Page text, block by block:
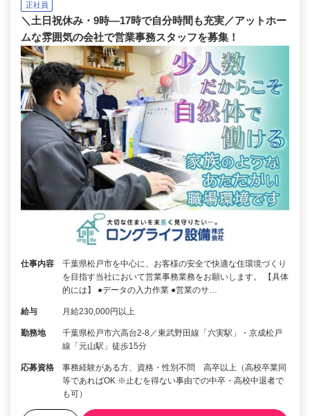
正社員
＼土日祝休み・9時―17時で自分時間も充実／アットホー
ムな雰囲気の会社で営業事務スタッフを募集！
仕事内容
千葉県松戸市を中心に、お客様の安全で快適な住環境づくり
を目指す当社において営業事務業務をお願いします。 【具体
的には】 ●データの入力作業 ●営業のサ…
給与 月給230,000円以上
勤務地
千葉県松戸市六高台2-8／東武野田線「六実駅」・京成松戸
線「元山駅」徒歩15分
応募資格
事務経験がある方、資格・性別不問 高卒以上（高校卒業同
等であればOK ※止むを得ない事由での中卒・高校中退者で
も可）